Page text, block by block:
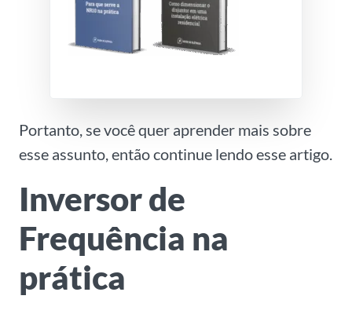
Portanto, se você quer aprender mais sobre
esse assunto, então continue lendo esse artigo.
Inversor de
Frequência na
prática